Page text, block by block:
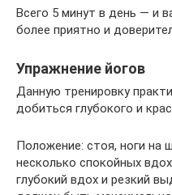
Всего 5 минут в день — и
более приятно и
Упражнение йогов
Данную тренировку
добиться глубокого и
Положение: стоя, ноги на
несколько спокойных
глубокий вдох и резкий